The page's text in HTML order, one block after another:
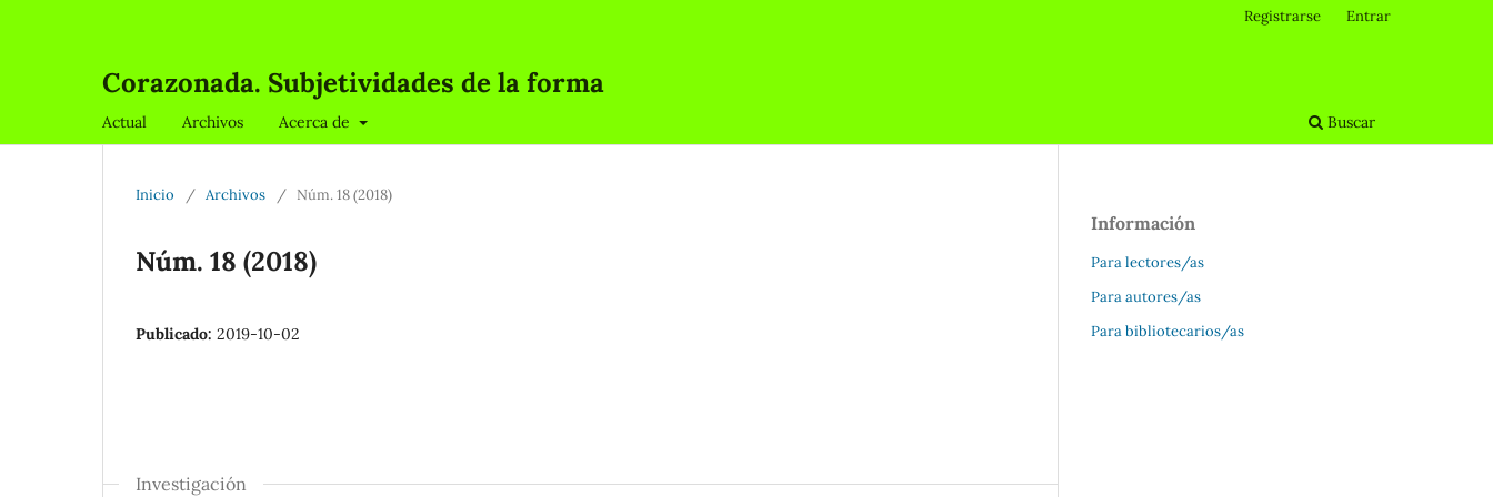
Corazonada. Subjetividades de la forma
Actual Archivos Acerca de Buscar
Registrarse Entrar
Inicio / Archivos / Núm. 18 (2018)
Núm. 18 (2018)
Publicado: 2019-10-02
Investigación
Información
Para lectores/as
Para autores/as
Para bibliotecarios/as